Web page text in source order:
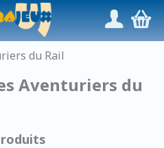
/,
du Rail
Aventuriers du